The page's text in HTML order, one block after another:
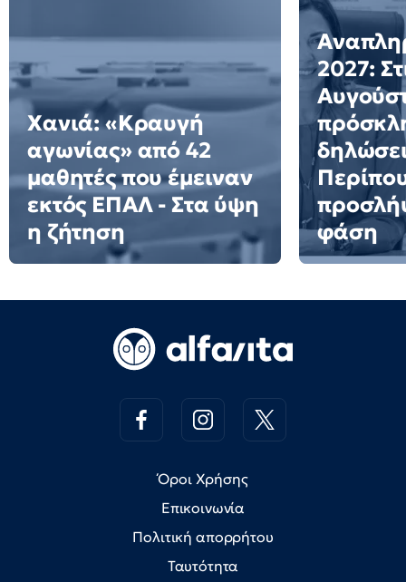
Χανιά: «Κραυγή
αγωνίας» από 42
μαθητές που έμειναν
εκτός ΕΠΑΛ - Στα ύψη
η ζήτηση
2027:
φάση
Όροι Χρήσης
Επικοινωνία
Πολιτική απορρήτου
Ταυτότητα